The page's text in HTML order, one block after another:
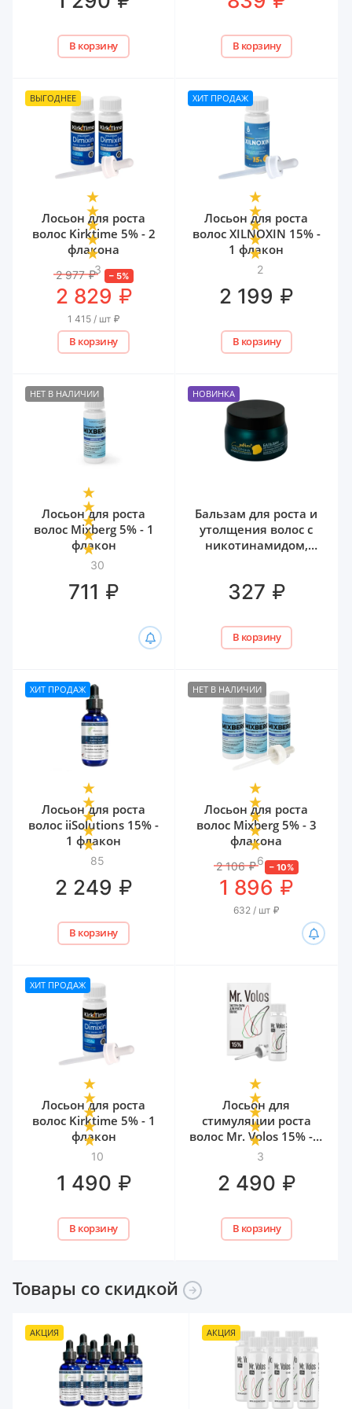
В корзину В корзину
ВЫГОДНЕЕ
3
Лосьон для роста
волос Kirktime 5% - 2
флакона
2 977 ₽ –5%
2 829 ₽
1 415 / шт ₽
В корзину
ХИТ ПРОДАЖ
2
Лосьон для роста
волос XILNOXIN 15% -
1 флакон
2 199 ₽
В корзину
НЕТ В НАЛИЧИИ
30
Лосьон для роста
волос Mixberg 5% - 1
флакон
711 ₽
НОВИНКА
Бальзам для роста и
утолщения волос с
никотинамидом,
300 мл
327 ₽
В корзину
ХИТ ПРОДАЖ
85
Лосьон для роста
волос iiSolutions 15% -
1 флакон
2 249 ₽
В корзину
НЕТ В НАЛИЧИИ
6
Лосьон для роста
волос Mixberg 5% - 3
флакона
2 106 ₽ –10%
1 896 ₽
632 / шт ₽
ХИТ ПРОДАЖ
10
Лосьон для роста
волос Kirktime 5% - 1
флакон
1 490 ₽
В корзину
3
Лосьон для
стимуляции роста
волос Mr. Volos 15% - 1
флакон
2 490 ₽
В корзину
Товары со скидкой
АКЦИЯ АКЦИЯ